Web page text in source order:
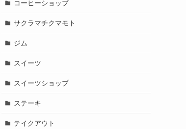
コーヒーショップ
サクラマチクマモト
ジム
スイーツ
スイーツショップ
ステーキ
テイクアウト